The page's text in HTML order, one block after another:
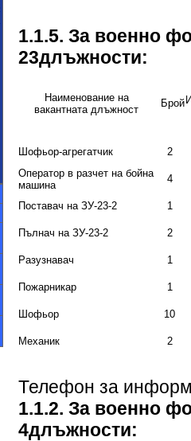
1.1.5. За военно
23длъжности:
Наименование на
вакантната длъжност
Брой
Шофьор-агрегатчик
2
Оператор в разчет на бойна
машина
4
Поставач на ЗУ-23-2 1
Пълнач на ЗУ-23-2 2
Разузнавач 1
Пожарникар 1
Шофьор 10
Механик 2
Телефон за
1.1.2. За военно
4длъжности: